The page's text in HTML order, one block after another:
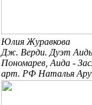
Юлия Журавкова
Дж. Верди. Дуэт
Пономарев, Аида -
арт. РФ Наталья